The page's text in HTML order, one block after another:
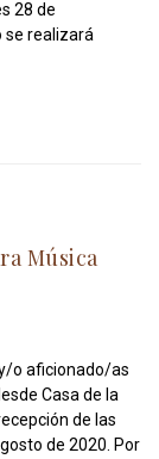
28 de
se realizará
Música
o aficionado/as
Casa de la
de las
de 2020. Por